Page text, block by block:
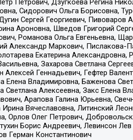
Петрович, Дзугкоева Регина
Сидорович Ольга Борисовна,
Сергей Георгиевич,
Ароновна, Шведов Григорий
Романова Ольга Евгеньевна,
Александр Маркович, Пислакова-
Екатерина
Захарова Светлана
Геннадьевич, Гефтер
Елена Владимировна, Баженова
Светлана Алексеевна, Закс Елена
Арапова Галина Юрьевна,
Ирина Вячеславовна, Литинский
Орлов Олег Петрович,
Борис Андреевич, Левинсон
Герман Константинович